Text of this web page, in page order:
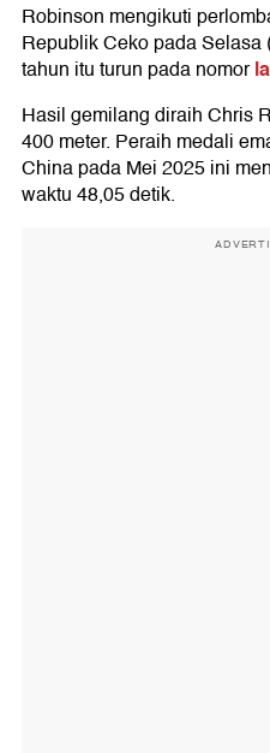
Robinson mengikuti
Republik Ceko pada Selasa
tahun itu turun pada nomor
Hasil gemilang diraih Chris
400 meter. Peraih medali
China pada Mei 2025 ini
waktu 48,05 detik.